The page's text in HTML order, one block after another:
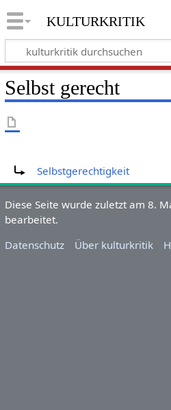
kulturkritik
Selbst gerecht
Selbstgerechtigkeit
Diese Seite wurde zuletzt am 8.
bearbeitet.
Datenschutz
Über kulturkritik